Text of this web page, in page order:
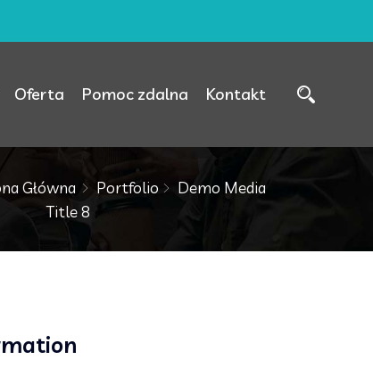
Oferta Pomoc zdalna Kontakt
Główna Portfolio
Demo Media
Title 8